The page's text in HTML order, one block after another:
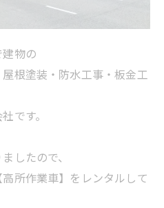
物の
根塗装・防水工事・板金工
です。
したので、
所作業車】をレンタルして